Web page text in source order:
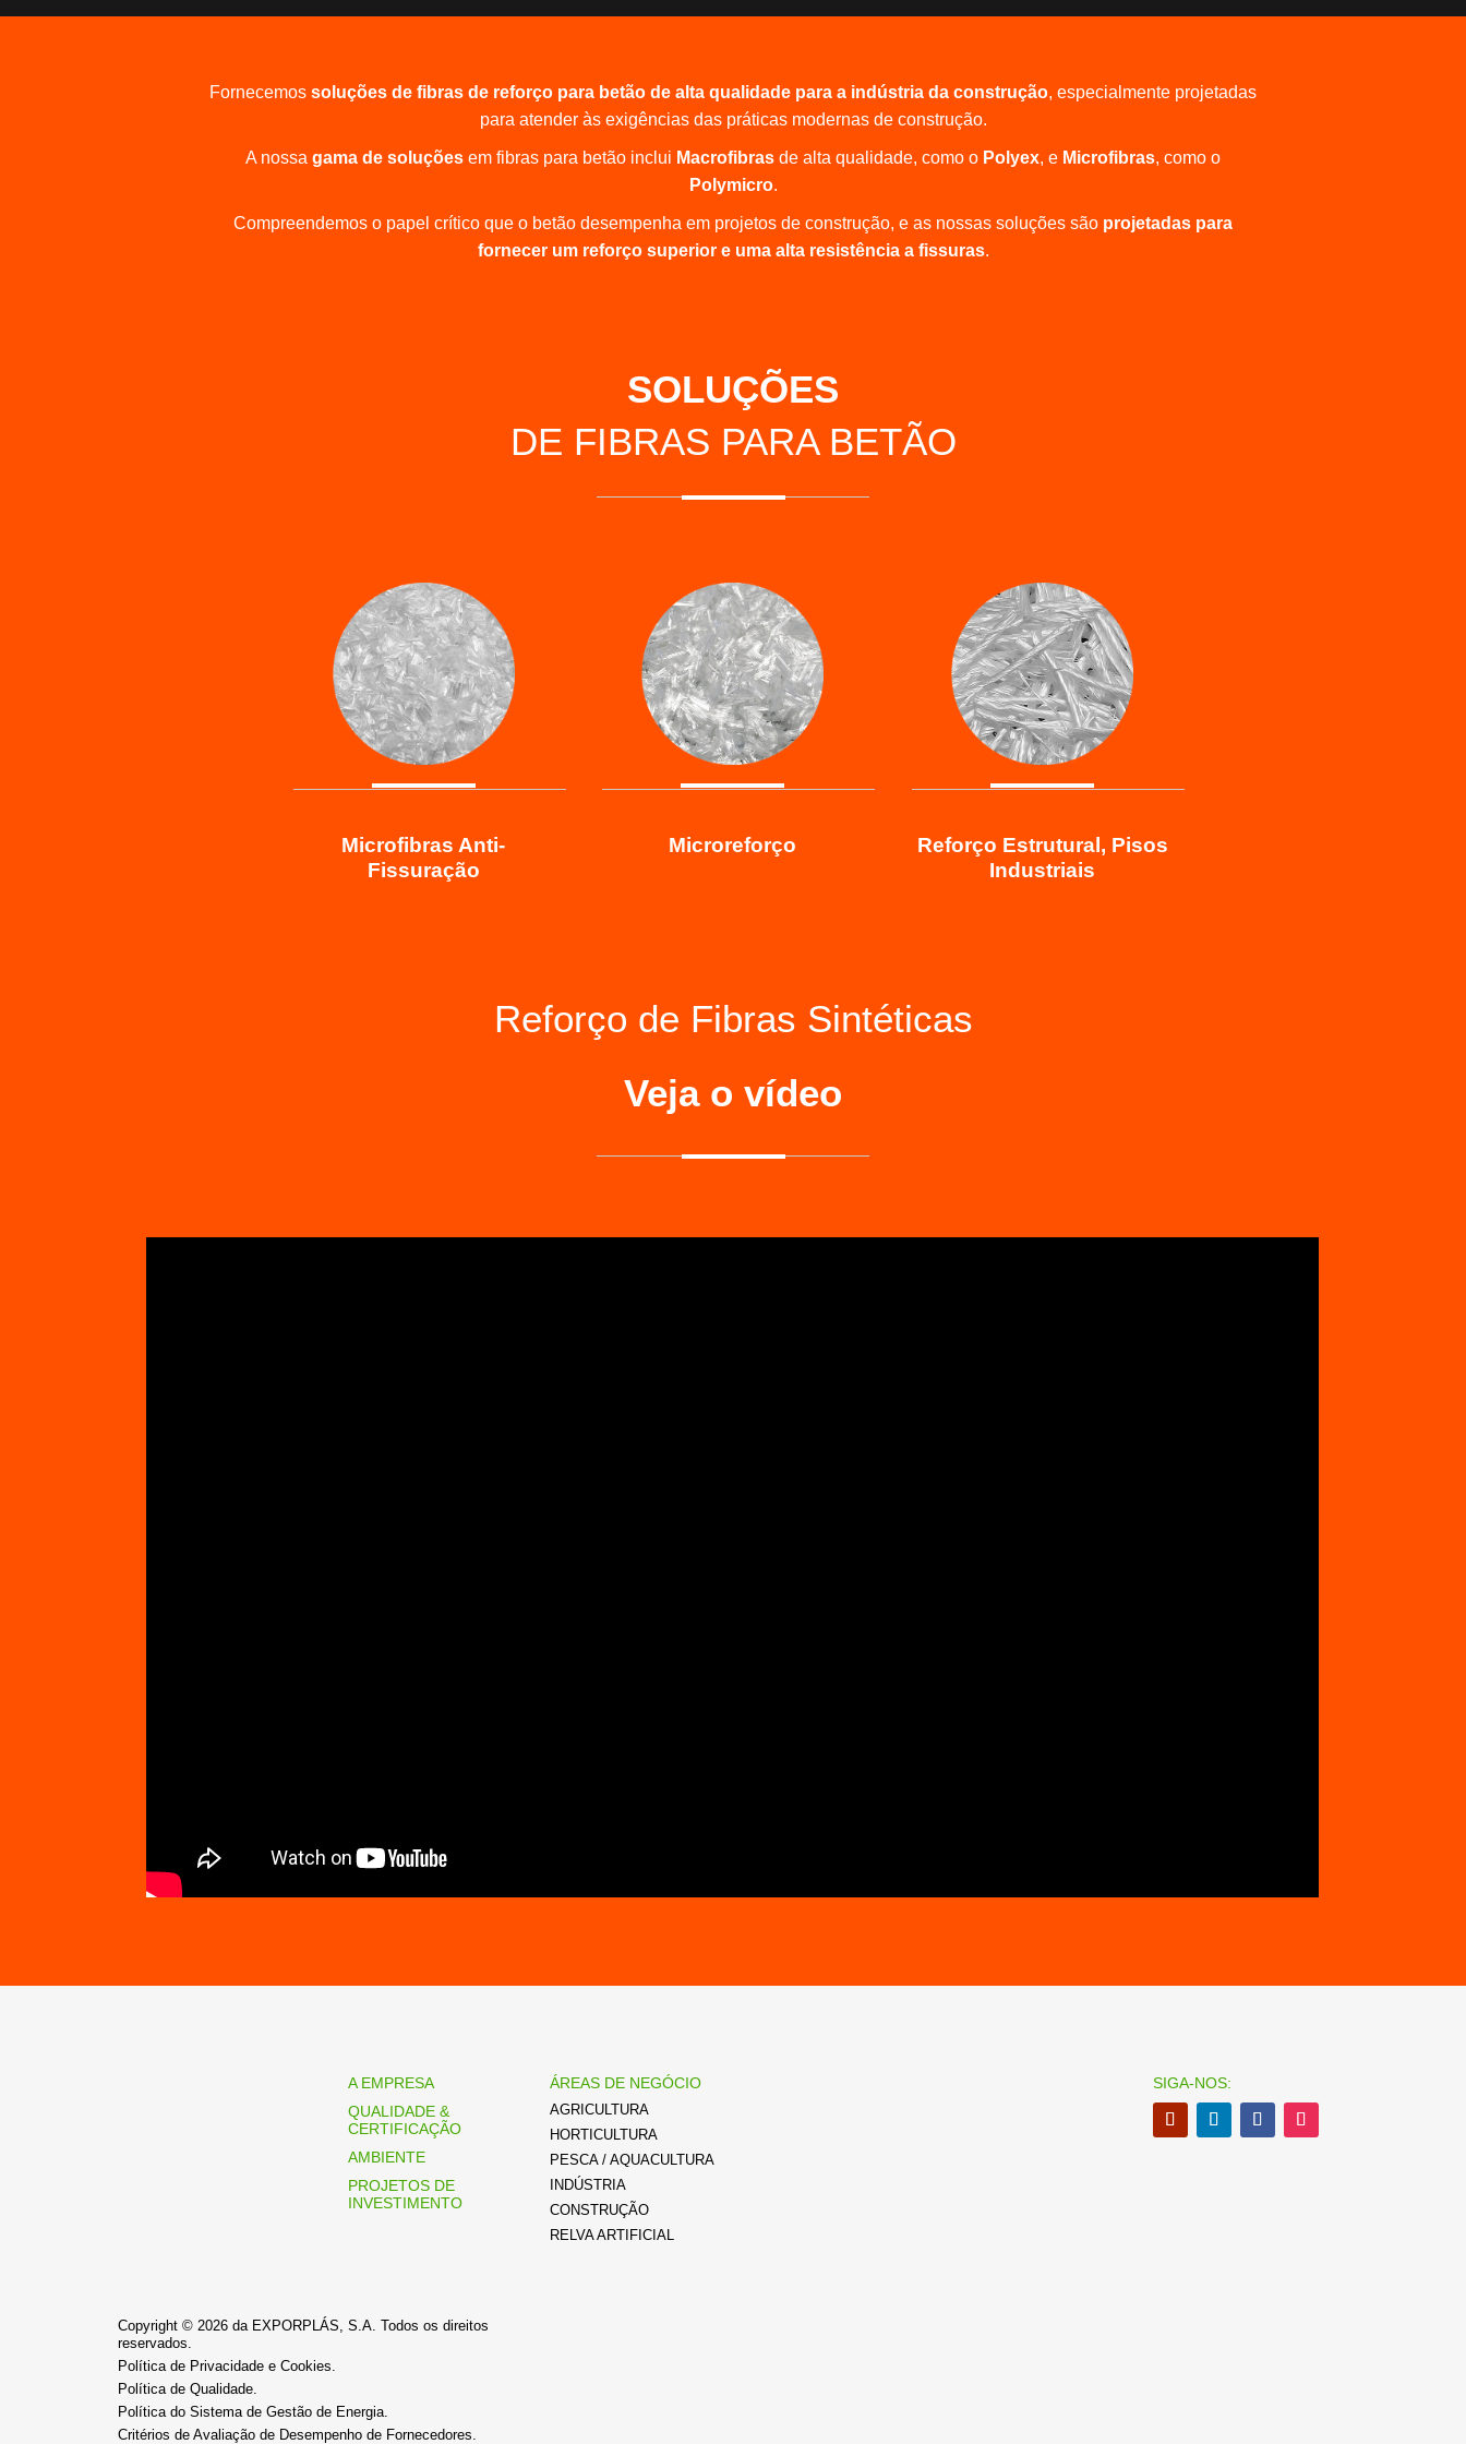
Fornecemos soluções de fibras de reforço para betão de alta qualidade para a indústria da construção, especialmente projetadas
para atender às exigências das práticas modernas de construção.
A nossa gama de soluções em fibras para betão inclui Macrofibras de alta qualidade, como o Polyex, e Microfibras, como o
Polymicro.
Compreendemos o papel crítico que o betão desempenha em projetos de construção, e as nossas soluções são projetadas para
fornecer um reforço superior e uma alta resistência a fissuras.
SOLUÇÕES
DE FIBRAS PARA BETÃO
Microfibras Anti-
Fissuração
Microreforço
Reforço Estrutural, Pisos
Industriais
Reforço de Fibras Sintéticas
Veja o vídeo
A EMPRESA
QUALIDADE &
CERTIFICAÇÃO
AMBIENTE
PROJETOS DE
INVESTIMENTO
ÁREAS DE NEGÓCIO
AGRICULTURA
HORTICULTURA
PESCA / AQUACULTURA
INDÚSTRIA
CONSTRUÇÃO
RELVA ARTIFICIAL
SIGA-NOS:
Copyright © 2026 da EXPORPLÁS, S.A. Todos os direitos
reservados.
Política de Privacidade e Cookies.
Política de Qualidade.
Política do Sistema de Gestão de Energia.
Critérios de Avaliação de Desempenho de Fornecedores.